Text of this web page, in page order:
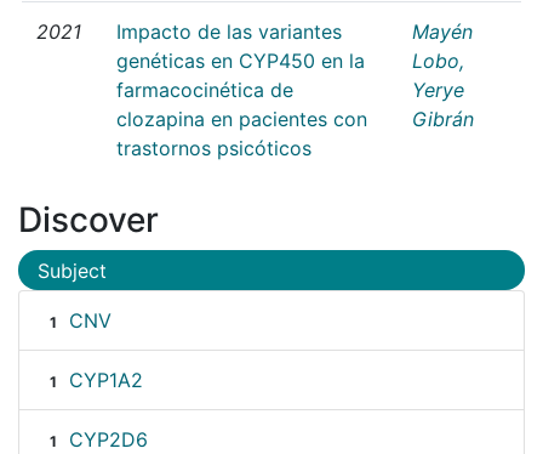
2021
Impacto de las variantes
genéticas en CYP450 en la
farmacocinética de
clozapina en pacientes con
trastornos psicóticos
Mayén
Lobo,
Yerye
Gibrán
Discover
Subject
1 CNV
1 CYP1A2
1 CYP2D6